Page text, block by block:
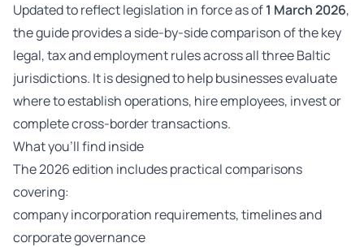
Updated to reflect legislation in force as of1 March 2026,
the guide provides a side-by-side comparison of the key
legal, tax and employment rules across all three Baltic
jurisdictions. It is designed to help businesses evaluate
where to establish operations, hire employees, invest or
complete cross-border transactions.
What you’ll find inside
The 2026 edition includes practical comparisons
covering:
company incorporation requirements, timelines and
corporate governance